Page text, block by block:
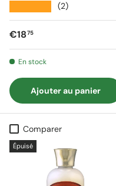
(2)
Prix régulier
€1875
En stock
Ajouter au panier
Comparer
Épuisé